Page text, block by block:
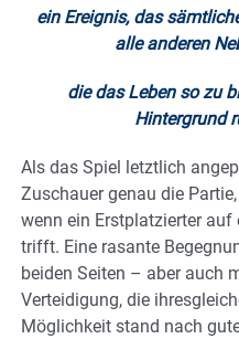
ein Ereignis, das
alle anderen
die das Leben so zu
Hintergrund
Als das Spiel letztlich
Zuschauer genau die
wenn ein Erstplatzierter auf
trifft. Eine rasante
beiden Seiten – aber auch
Verteidigung, die
Möglichkeit stand nach